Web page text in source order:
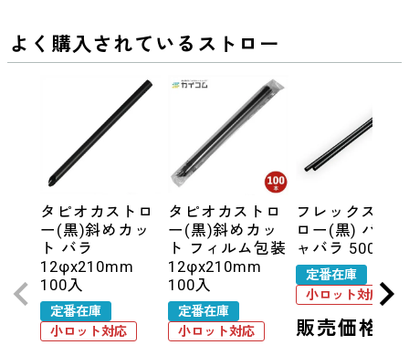
よく購入されているストロー
タピオカストロ
ー(黒)斜めカッ
ト バラ
12φx210mm
100入
定番在庫
小ロット対応
タピオカストロ
ー(黒)斜めカッ
ト フィルム包装
12φx210mm
100入
定番在庫
小ロット対応
フレックススト
ロー(黒) バラ
ャバラ 500入
定番在庫
小ロット対応
販売価格